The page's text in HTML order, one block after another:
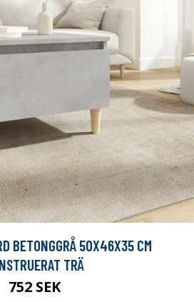
BETONGGRÅ 50X46X35 CM
TRÄ
752 SEK